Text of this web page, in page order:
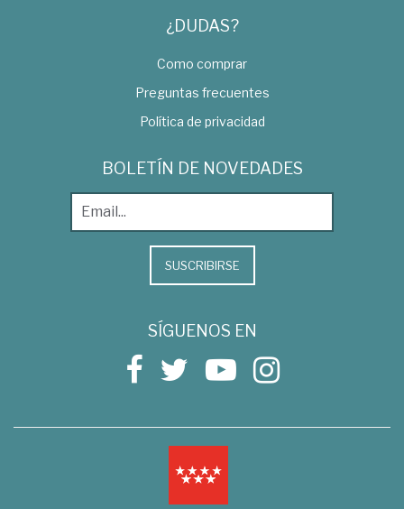
¿DUDAS?
Como comprar
Preguntas frecuentes
Política de privacidad
BOLETÍN DE NOVEDADES
SUSCRIBIRSE
SÍGUENOS EN